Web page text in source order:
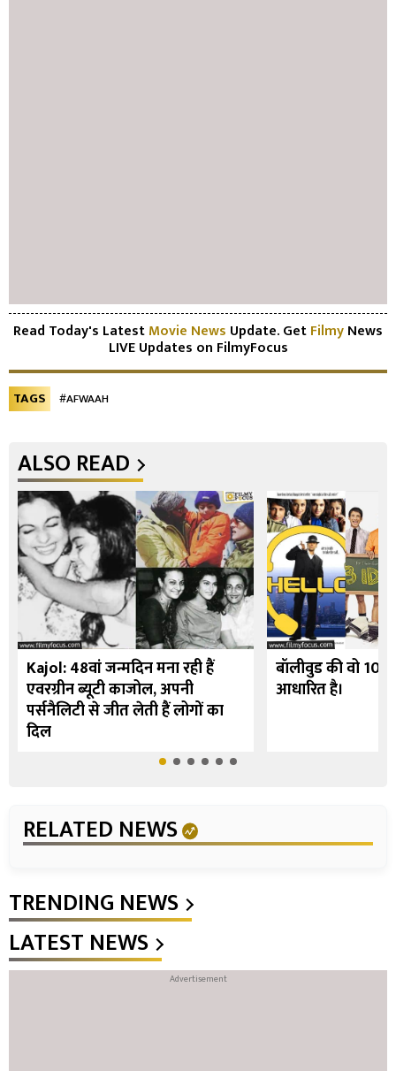
Read Today's LatestMovie News Update. GetFilmyNews
LIVE Updates on FilmyFocus
TAGS #AFWAAH
ALSO READ
Kajol: 48वां जन्मदिन मना रही हैं
एवरग्रीन ब्यूटी काजोल, अपनी
पर्सनैलिटी से जीत लेती हैं लोगों का
दिल
बॉलीवुड की वो 10
आधारित है।
RELATED NEWS
TRENDING NEWS
LATEST NEWS